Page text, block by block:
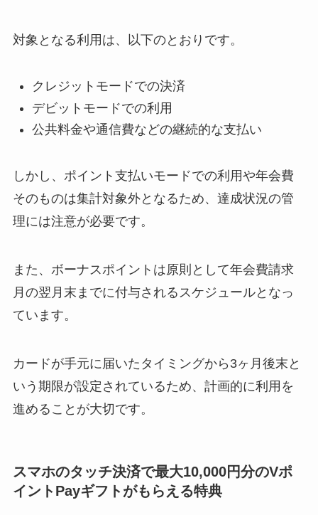
対象となる利用は、以下のとおりです。
クレジットモードでの決済
デビットモードでの利用
公共料金や通信費などの継続的な支払い
しかし、ポイント支払いモードでの利用や年会費
そのものは集計対象外となるため、達成状況の管
理には注意が必要です。
また、ボーナスポイントは原則として年会費請求
月の翌月末までに付与されるスケジュールとなっ
ています。
カードが手元に届いたタイミングから3ヶ月後末と
いう期限が設定されているため、計画的に利用を
進めることが大切です。
スマホのタッチ決済で最大10,000円分のVポ
イントPayギフトがもらえる特典